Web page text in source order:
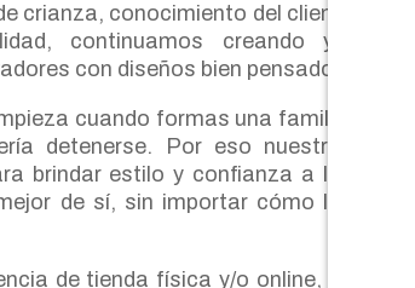
crianza, conocimiento del cliente
continuamos creando y/o
con diseños bien pensados.
cuando formas una familia,
detenerse. Por eso nuestros
brindar estilo y confianza a los
de sí, sin importar cómo los
de tienda física y/o online, de